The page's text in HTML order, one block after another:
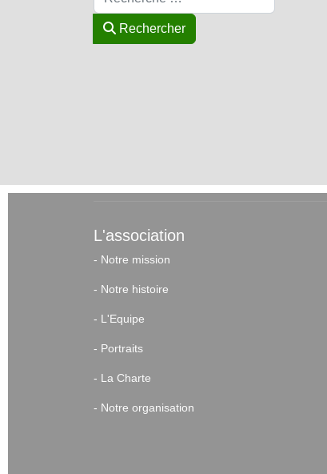
Rechercher
L'association
- Notre mission
- Notre histoire
- L'Equipe
- Portraits
- La Charte
- Notre organisation